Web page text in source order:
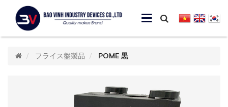
フライス盤製品 POME 黒